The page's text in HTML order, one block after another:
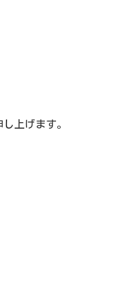
上げます。